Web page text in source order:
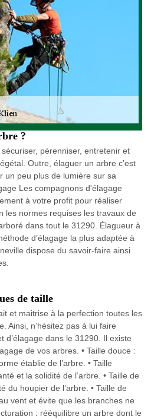
?
pérenniser, entretenir et
Outre, élaguer un arbre c’est
un peu plus de lumière sur sa
Les compagnons d'élagage
à votre profit pour réaliser
les normes requises les travaux de
dans tout le 31290. Élagueur à
d’élagage la plus adaptée à
dispose du savoir-faire ainsi
de taille
et maitrise à la perfection toutes les
Ainsi, n’hésitez pas à lui faire
d’élagage dans le 31290. Il existe
de vos arbres. • Taille douce :
établie de l’arbre. • Taille
et la solidité de l’arbre. • Taille de
du houpier de l’arbre. • Taille de
vent et évite que les branches ne
: rééquilibre un arbre dont le